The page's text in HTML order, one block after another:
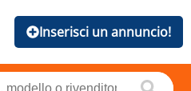
Inserisci un annuncio!